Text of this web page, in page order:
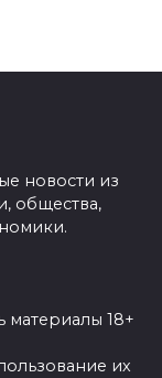
новости из
общества,
материалы 18+
их